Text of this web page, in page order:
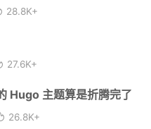
28.8K+
27.6K+
Hugo 主题算是折腾完了
26.8K+